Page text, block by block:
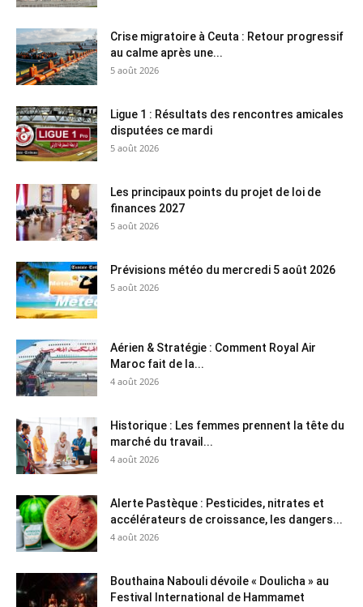
Crise migratoire à Ceuta : Retour progressif
au calme après une...
5 août 2026
Ligue 1 : Résultats des rencontres amicales
disputées ce mardi
5 août 2026
Les principaux points du projet de loi de
finances 2027
5 août 2026
Prévisions météo du mercredi 5 août 2026
5 août 2026
Aérien & Stratégie : Comment Royal Air
Maroc fait de la...
4 août 2026
Historique : Les femmes prennent la tête du
marché du travail...
4 août 2026
Alerte Pastèque : Pesticides, nitrates et
accélérateurs de croissance, les dangers...
4 août 2026
Bouthaina Nabouli dévoile « Doulicha » au
Festival International de Hammamet